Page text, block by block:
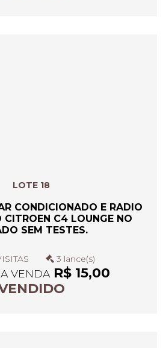
LOTE 18
CONDICIONADO E RADIO
CITROEN C4 LOUNGE NO
SEM TESTES.
3 lance(s)
VENDAR$ 15,00